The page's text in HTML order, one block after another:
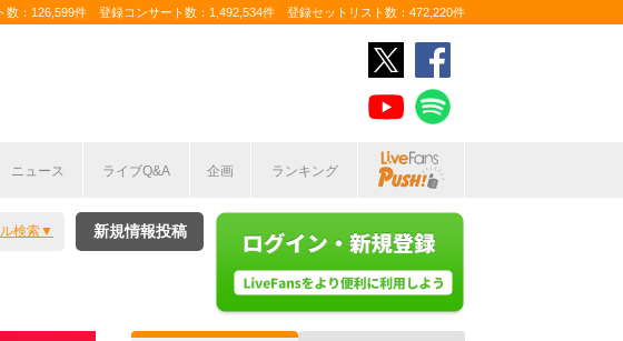
数：126,599件 登録コンサート数：1,492,534件 登録セットリスト数：472,220件
ニュース ライブQ&A 企画 ランキング
検索 新規情報投稿